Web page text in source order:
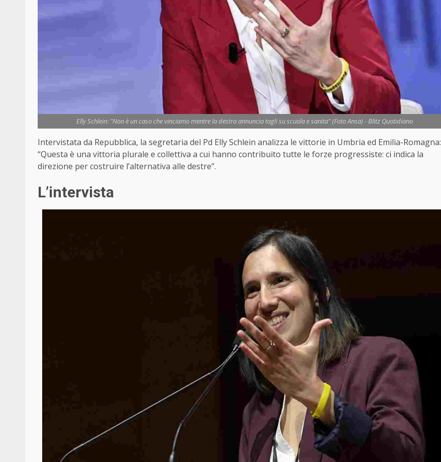
Elly Schlein: "Non è un caso che vinciamo mentre la destra annuncia tagli su scuola e sanita" (Foto Ansa) - Blitz Quotidiano
Intervistata da Repubblica, la segretaria del Pd Elly Schlein analizza le vittorie in Umbria ed Emilia-Romagna:
“Questa è una vittoria plurale e collettiva a cui hanno contribuito tutte le forze progressiste: ci indica la
direzione per costruire l’alternativa alle destre”.
L’intervista